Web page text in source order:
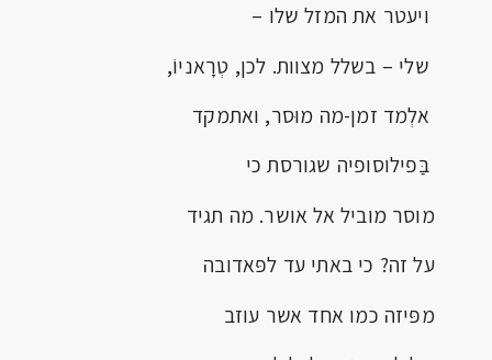
ויעטר את המזל שלו –
שלי – בשלל מצוות. לכן, טְרָאניוֹ,
אלְמד זמן-מה מוּסר, ואתמקד
בַּפילוסופיה שגורסת כי
מוסר מוביל אל אושר. מה תגיד
על זה? כי באתי עד לפּאדובה
מפּיזה כמו אחד אשר עוזב